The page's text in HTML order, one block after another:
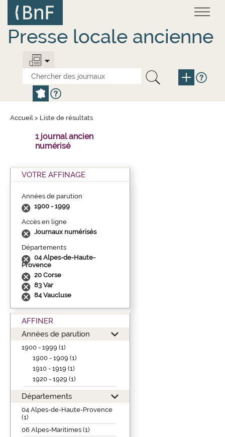
contenu
principal
Presse locale ancienne
Accueil > Liste de résultats
1 journal ancien
numérisé
VOTRE AFFINAGE
Années de parution
1900 - 1999
Accès en ligne
Journaux numérisés
Départements
04 Alpes-de-Haute-
Provence
20 Corse
83 Var
84 Vaucluse
AFFINER
Années de parution
1900 - 1999 (1)
1900 - 1909 (1)
1910 - 1919 (1)
1920 - 1929 (1)
Départements
04 Alpes-de-Haute-Provence
(1)
06 Alpes-Maritimes (1)
Panneau de gestion des cookies